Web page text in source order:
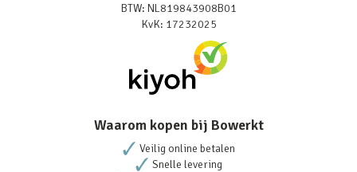
BTW: NL819843908B01
KvK: 17232025
Waarom kopen bij Bowerkt
Veilig online betalen
Snelle levering